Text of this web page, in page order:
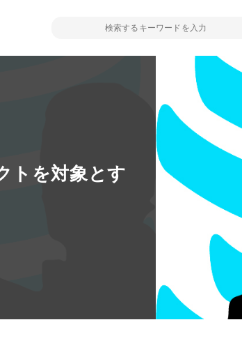
トを対象とす